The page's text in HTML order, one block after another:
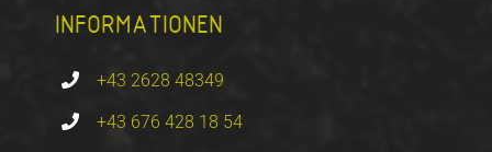
INFORMATIONEN
+43 2628 48349
+43 676 428 18 54